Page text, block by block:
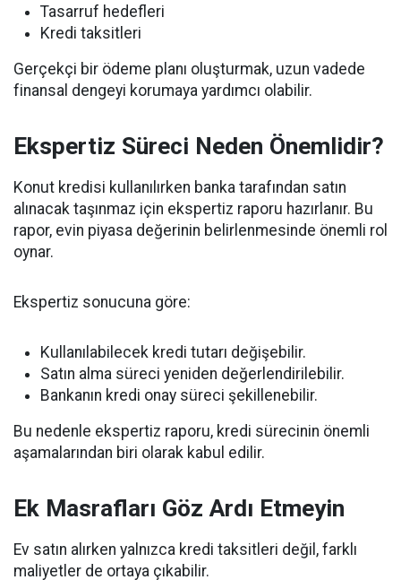
Tasarruf hedefleri
Kredi taksitleri
Gerçekçi bir ödeme planı oluşturmak, uzun vadede
finansal dengeyi korumaya yardımcı olabilir.
Ekspertiz Süreci Neden Önemlidir?
Konut kredisi kullanılırken banka tarafından satın
alınacak taşınmaz için ekspertiz raporu hazırlanır. Bu
rapor, evin piyasa değerinin belirlenmesinde önemli rol
oynar.
Ekspertiz sonucuna göre:
Kullanılabilecek kredi tutarı değişebilir.
Satın alma süreci yeniden değerlendirilebilir.
Bankanın kredi onay süreci şekillenebilir.
Bu nedenle ekspertiz raporu, kredi sürecinin önemli
aşamalarından biri olarak kabul edilir.
Ek Masrafları Göz Ardı Etmeyin
Ev satın alırken yalnızca kredi taksitleri değil, farklı
maliyetler de ortaya çıkabilir.